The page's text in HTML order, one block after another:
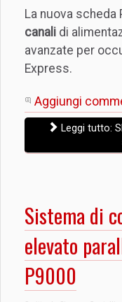
La nuova scheda
canali di
avanzate per
Express.
Aggiungi
Leggi tutto:
Sistema di
elevato
P9000